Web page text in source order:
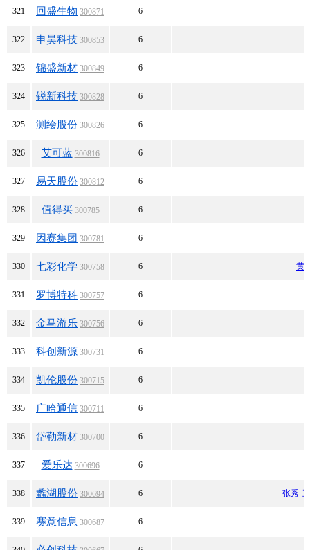
321 回盛生物 300871 6
322 申昊科技 300853 6
323 锦盛新材 300849 6
324 锐新科技 300828 6
325 测绘股份 300826 6
326 艾可蓝 300816 6
327 易天股份 300812 6
328 值得买 300785 6
329 因赛集团 300781 6
330 七彩化学 300758 6 黄
331 罗博特科 300757 6
332 金马游乐 300756 6
333 科创新源 300731 6
334 凯伦股份 300715 6
335 广哈通信 300711 6
336 岱勒新材 300700 6
337 爱乐达 300696 6
338 蠡湖股份 300694 6 张秀
339 赛意信息 300687 6